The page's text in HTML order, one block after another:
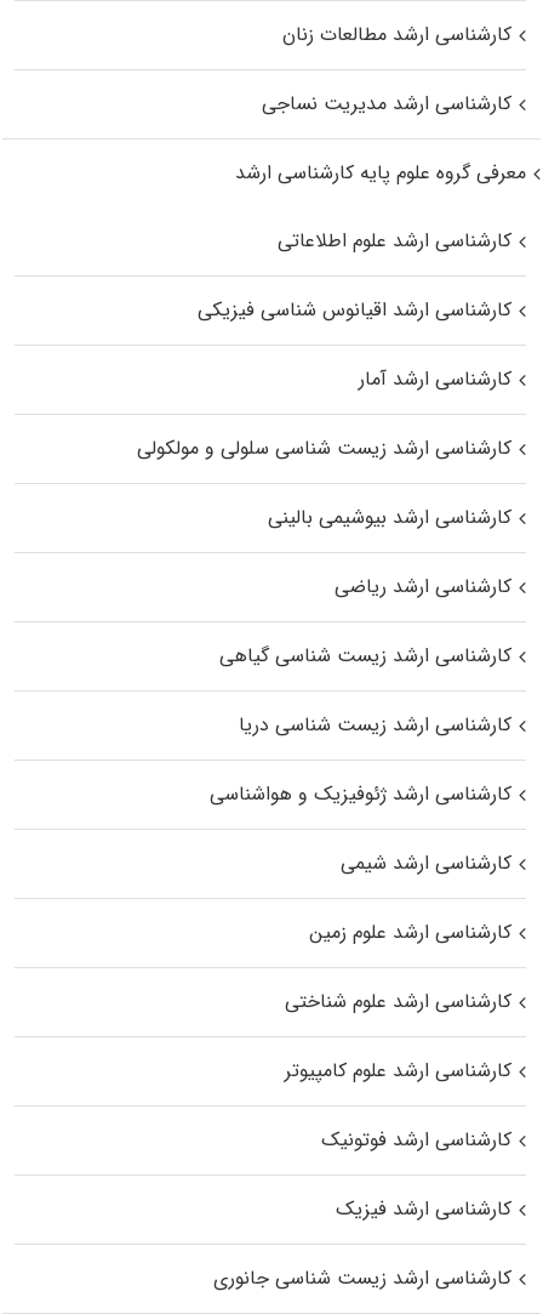
کارشناسی ارشد مطالعات زنان
کارشناسی ارشد مدیریت نساجی
معرفی گروه علوم پایه کارشناسی ارشد
کارشناسی ارشد علوم اطلاعاتی
کارشناسی ارشد اقیانوس‌ شناسی فیزیکی
کارشناسی ارشد آمار
کارشناسی ارشد زیست شناسی سلولی و مولکولی
کارشناسی ارشد بیوشیمی بالینی
کارشناسی ارشد ریاضی
کارشناسی ارشد زیست‌ شناسی گیاهی
کارشناسی ارشد زیست‌ شناسی دریا
کارشناسی ارشد ژئوفیزیک و هواشناسی
کارشناسی ارشد شیمی
کارشناسی ارشد علوم زمین
کارشناسی ارشد علوم شناختی
کارشناسی ارشد علوم کامپیوتر
کارشناسی ارشد فوتونیک
کارشناسی ارشد فیزیک
کارشناسی ارشد زیست‌ شناسی جانوری